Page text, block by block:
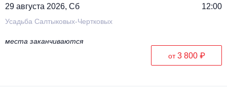
29 августа 2026, Сб 12:00
Усадьба Салтыковых-Чертковых
места заканчиваются
от3 800 ₽